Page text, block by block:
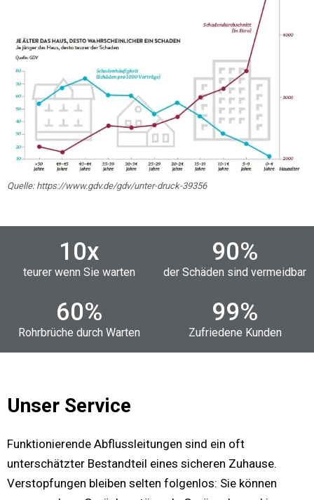
Quelle: https://www.gdv.de/gdv/unter-druck-39356
10x
teurer wenn Sie warten
90%
der Schäden sind vermeidbar
60%
Rohrbrüche durch Warten
99%
Zufriedene Kunden
Unser Service
Funktionierende Abflussleitungen sind ein oft
unterschätzter Bestandteil eines sicheren Zuhause.
Verstopfungen bleiben selten folgenlos: Sie können